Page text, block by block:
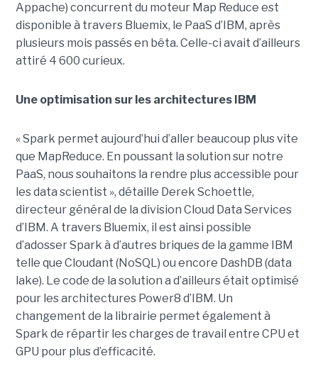
Appache) concurrent du moteur Map Reduce est
disponible à travers Bluemix, le PaaS d’IBM, après
plusieurs mois passés en bêta. Celle-ci avait d’ailleurs
attiré 4 600 curieux.
Une optimisation sur les architectures IBM
« Spark permet aujourd’hui d’aller beaucoup plus vite
que MapReduce. En poussant la solution sur notre
PaaS, nous souhaitons la rendre plus accessible pour
les data scientist », détaille Derek Schoettle,
directeur général de la division Cloud Data Services
d’IBM. A travers Bluemix, il est ainsi possible
d’adosser Spark à d’autres briques de la gamme IBM
telle que Cloudant (NoSQL) ou encore DashDB (data
lake). Le code de la solution a d’ailleurs était optimisé
pour les architectures Power8 d’IBM. Un
changement de la librairie permet également à
Spark de répartir les charges de travail entre CPU et
GPU pour plus d’efficacité.